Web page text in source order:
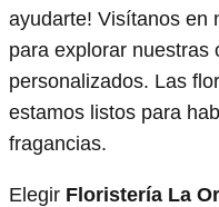
ayudarte! Visítanos en
para explorar nuestras
personalizados. Las
estamos listos para
fragancias.
Elegir Floristería La